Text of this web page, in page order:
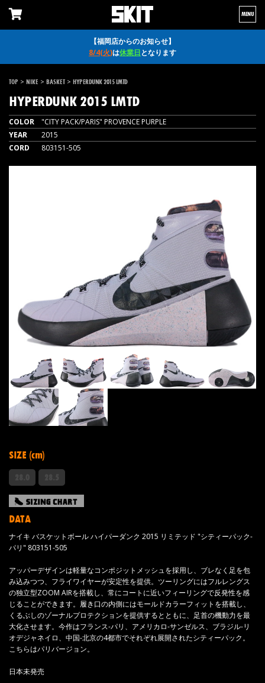
【福岡店からのお知らせ】
8/4(火)は休業日となります
MENU
TOP > NIKE > BASKET > HYPERDUNK 2015 LMTD
HYPERDUNK 2015 LMTD
COLOR
"CITY PACK/PARIS" PROVENCE PURPLE
YEAR
2015
CORD
803151-505
SIZE (cm)
DATA
ナイキ バスケットボール ハイパーダンク 2015 リミテッド "シティーパック-
パリ" 803151-505
アッパーデザインは軽量なコンポジットメッシュを採用し、ブレなく足を包
み込みつつ、フライワイヤーが安定性を提供。ツーリングにはフルレングス
の独立型ZOOM AIRを搭載し、常にコートに近いフィーリングで反発性を感
じることができます。履き口の内側にはモールドカラーフィットを搭載し、
くるぶしのゾーナルプロテクションを提供するとともに、足首の機動力を最
大化させます。今作はフランス-パリ、アメリカロ-サンゼルス、ブラジル-リ
オデジャネイロ、中国-北京の4都市でそれぞれ展開されたシティーパック。
こちらはパリバージョン。
日本未発売